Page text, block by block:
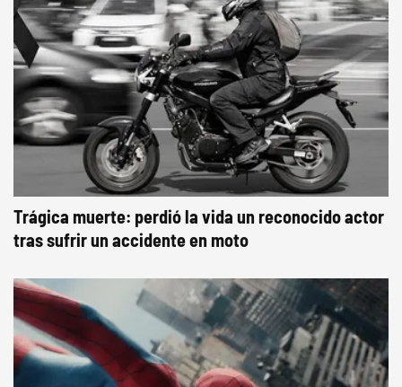
Trágica muerte: perdió la vida un reconocido actor
tras sufrir un accidente en moto